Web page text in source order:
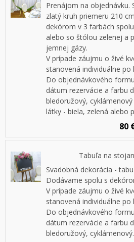
Prenájom na objednávku.
zlatý kruh priemeru 210
dekórom v 3 farbách
alebo so štólou zelenej a
jemnej gázy.
V prípade záujmu o živé
stanovená individuálne po
Do objednávkového
dátum rezervácie a farbu
bledoružový,
látky - biela, zelená alebo
80
Tabuľa na
Svadobná dekorácia -
Dodávame spolu s
V prípade záujmu o živé
stanovená individuálne po
Do objednávkového
dátum rezervácie a farbu
bledoružový, cyklámenový.